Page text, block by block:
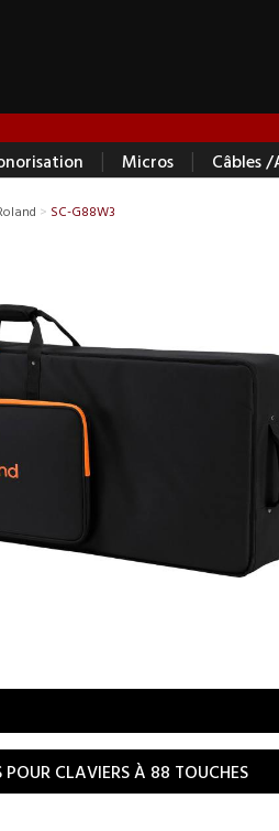
| Micros | Câbles /
> SC-G88W3
POUR CLAVIERS À 88 TOUCHES